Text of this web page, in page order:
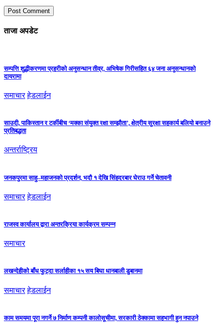
ताजा अपडेट
सम्पत्ति शुद्धीकरणमा प्रहरीको अनुसन्धान तीव्र, अभिषेक गिरीसहित ६४ जना अनुसन्धानको
दायरामा
समाचार हेडलाईन
साउदी, पाकिस्तान र टर्कीबीच ‘मक्का संयुक्त रक्षा सम्झौता’, क्षेत्रीय सुरक्षा सहकार्य बलियो बनाउने
प्रतिबद्धता
अन्तर्राष्ट्रिय
जनकपुरमा साहु–महाजनको प्रदर्शन, भदौ १ देखि सिंहदरबार घेराउ गर्ने चेतावनी
समाचार हेडलाईन
राजस्व कार्यालय द्वारा अन्तरक्रिया कार्यक्रम सम्पन्न
समाचार
लखन्देहीको बाँध फुट्दा सर्लाहीका १५ सय बिघा धानबाली डुबानमा
समाचार हेडलाईन
काम समयमा पूरा नगर्ने ७ निर्माण कम्पनी कालोसूचीमा, सरकारी ठेक्कामा सहभागी हुन नपाउने